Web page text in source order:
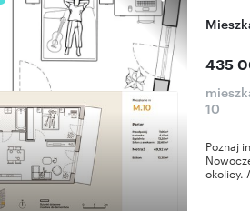
435
10
Poznaj
okolicy.